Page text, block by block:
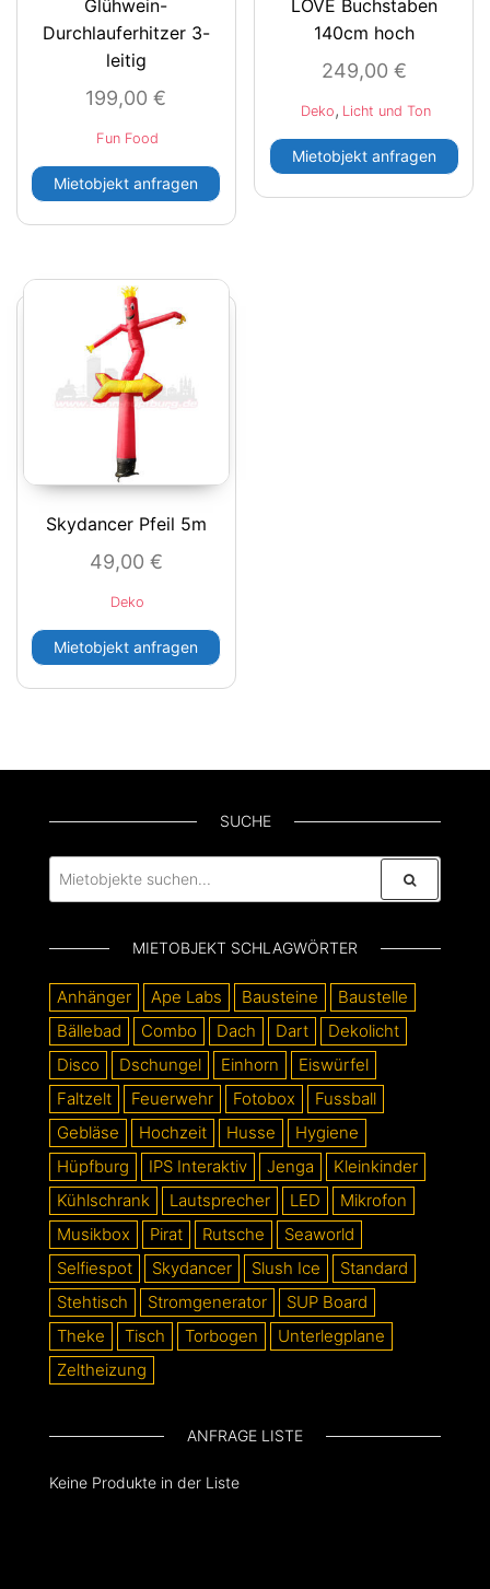
Glühwein-
Durchlauferhitzer 3-
leitig
199,00€
Fun Food
Mietobjekt anfragen
LOVE Buchstaben
140cm hoch
249,00 €
Deko, Licht und Ton
Mietobjekt anfragen
Skydancer Pfeil 5m
49,00 €
Deko
Mietobjekt anfragen
SUCHE
MIETOBJEKT SCHLAGWÖRTER
Anhänger Ape Labs Bausteine
Baustelle
Bällebad
Combo Dach Dart
Dekolicht
Disco
Dschungel Einhorn
Eiswürfel
Faltzelt
Feuerwehr Fotobox
Fussball
Gebläse
Hochzeit Husse
Hygiene
Hüpfburg
IPS Interaktiv Jenga
Kleinkinder
Kühlschrank
Lautsprecher LED
Mikrofon
Musikbox
Pirat Rutsche
Seaworld
Selfiespot
Skydancer Slush Ice
Standard
Stehtisch
Stromgenerator
SUP Board
Theke
Tisch Torbogen
Unterlegplane
Zeltheizung
ANFRAGE LISTE
Keine Produkte in der Liste